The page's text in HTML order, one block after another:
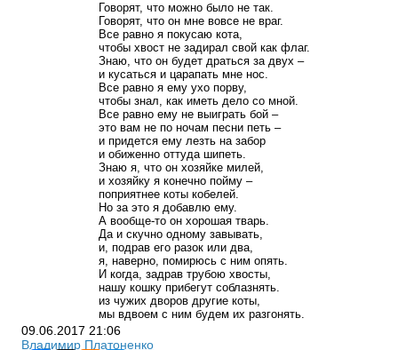
Говорят, что можно было не так.
Говорят, что он мне вовсе не враг.
Все равно я покусаю кота,
чтобы хвост не задирал свой как флаг.
Знаю, что он будет драться за двух –
и кусаться и царапать мне нос.
Все равно я ему ухо порву,
чтобы знал, как иметь дело со мной.
Все равно ему не выиграть бой –
это вам не по ночам песни петь –
и придется ему лезть на забор
и обиженно оттуда шипеть.
Знаю я, что он хозяйке милей,
и хозяйку я конечно пойму –
поприятнее коты кобелей.
Но за это я добавлю ему.
А вообще-то он хорошая тварь.
Да и скучно одному завывать,
и, подрав его разок или два,
я, наверно, помирюсь с ним опять.
И когда, задрав трубою хвосты,
нашу кошку прибегут соблазнять.
из чужих дворов другие коты,
мы вдвоем с ним будем их разгонять.
09.06.2017 21:06
Владимир Платоненко